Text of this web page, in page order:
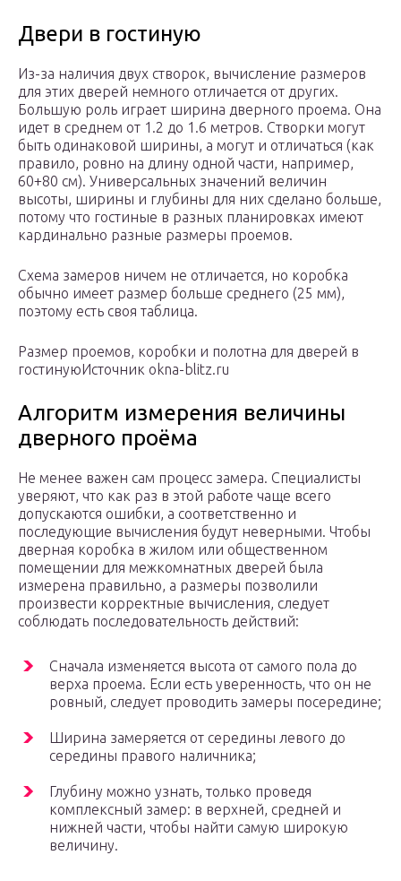
Двери в гостиную
Из-за наличия двух створок, вычисление размеров
для этих дверей немного отличается от других.
Большую роль играет ширина дверного проема. Она
идет в среднем от 1.2 до 1.6 метров. Створки могут
быть одинаковой ширины, а могут и отличаться (как
правило, ровно на длину одной части, например,
60+80 см). Универсальных значений величин
высоты, ширины и глубины для них сделано больше,
потому что гостиные в разных планировках имеют
кардинально разные размеры проемов.
Схема замеров ничем не отличается, но коробка
обычно имеет размер больше среднего (25 мм),
поэтому есть своя таблица.
Размер проемов, коробки и полотна для дверей в
гостинуюИсточник okna-blitz.ru
Алгоритм измерения величины
дверного проёма
Не менее важен сам процесс замера. Специалисты
уверяют, что как раз в этой работе чаще всего
допускаются ошибки, а соответственно и
последующие вычисления будут неверными. Чтобы
дверная коробка в жилом или общественном
помещении для межкомнатных дверей была
измерена правильно, а размеры позволили
произвести корректные вычисления, следует
соблюдать последовательность действий:
Сначала изменяется высота от самого пола до
верха проема. Если есть уверенность, что он не
ровный, следует проводить замеры посередине;
Ширина замеряется от середины левого до
середины правого наличника;
Глубину можно узнать, только проведя
комплексный замер: в верхней, средней и
нижней части, чтобы найти самую широкую
величину.